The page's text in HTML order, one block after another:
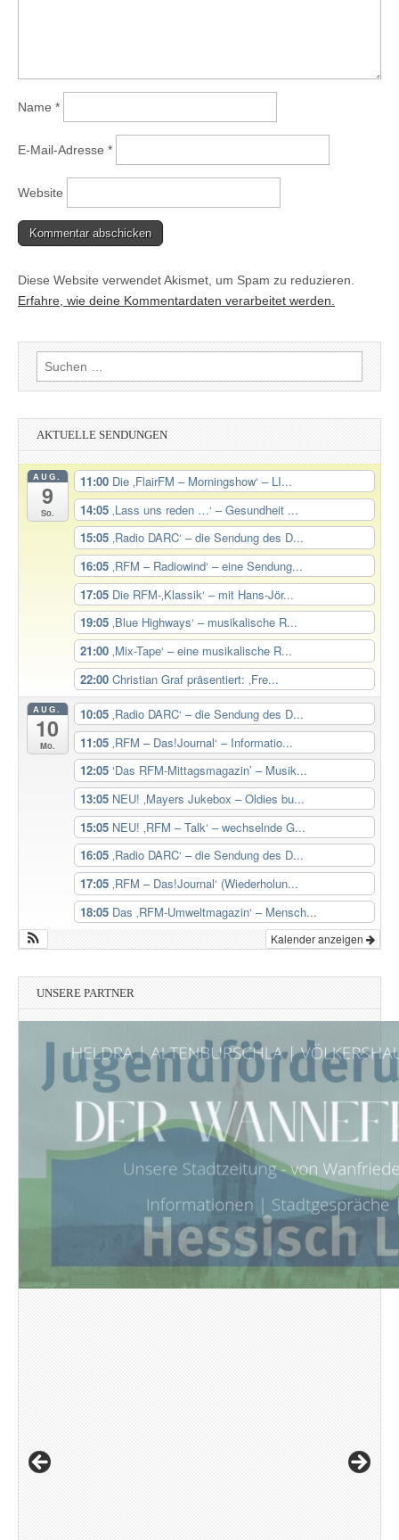
Name *
E-Mail-Adresse *
Website
Diese Website verwendet Akismet, um Spam zu reduzieren.
Erfahre, wie deine Kommentardaten verarbeitet werden.
Suchen
nach:
AKTUELLE SENDUNGEN
AUG.
9
So.
11:00 Die ‚FlairFM – Morningshow‘ – LI...
14:05 ‚Lass uns reden …‘ – Gesundheit ...
15:05 ‚Radio DARC‘ – die Sendung des D...
16:05 ‚RFM – Radiowind‘ – eine Sendung...
17:05 Die RFM-‚Klassik‘ – mit Hans-Jör...
19:05 ‚Blue Highways‘ – musikalische R...
21:00 ‚Mix-Tape‘ – eine musikalische R...
22:00 Christian Graf präsentiert: ‚Fre...
AUG.
10
Mo.
10:05 ‚Radio DARC‘ – die Sendung des D...
11:05 ‚RFM – Das!Journal‘ – Informatio...
12:05 ‘Das RFM-Mittagsmagazin’ – Musik...
13:05 NEU! ‚Mayers Jukebox – Oldies bu...
15:05 NEU! ‚RFM – Talk‘ – wechselnde G...
16:05 ‚Radio DARC‘ – die Sendung des D...
17:05 ‚RFM – Das!Journal‘ (Wiederholun...
18:05 Das ‚RFM-Umweltmagazin‘ – Mensch...
Kalender anzeigen
UNSERE PARTNER